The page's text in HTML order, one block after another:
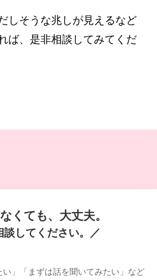
しそうな兆しが見えるなど
ば、是非相談してみてくだ
くても、大丈夫。
談してください。／
い」「まずは話を聞いてみたい」など